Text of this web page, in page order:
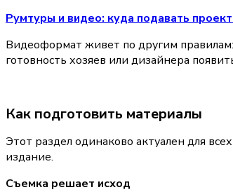
Румтуры и видео: куда подавать
Видеоформат живет по другим
готовность хозяев или дизайнера
Как подготовить материалы
Этот раздел одинаково актуален для
издание.
Съемка решает исход